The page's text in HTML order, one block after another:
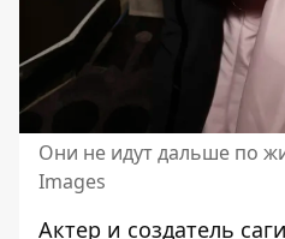
Они не идут дальше по
Images
Актер и создатель